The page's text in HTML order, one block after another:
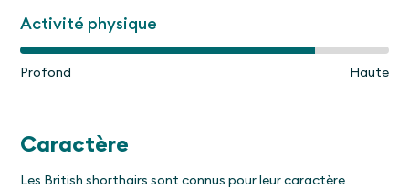
Activité physique
Profond Haute
Caractère
Les British shorthairs sont connus pour leur caractère